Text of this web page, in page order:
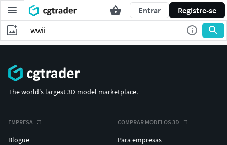
Entrar Registre-se
The world's largest 3D model marketplace.
EMPRESA
Blogue
COMPRAR MODELOS 3D
Para empresas